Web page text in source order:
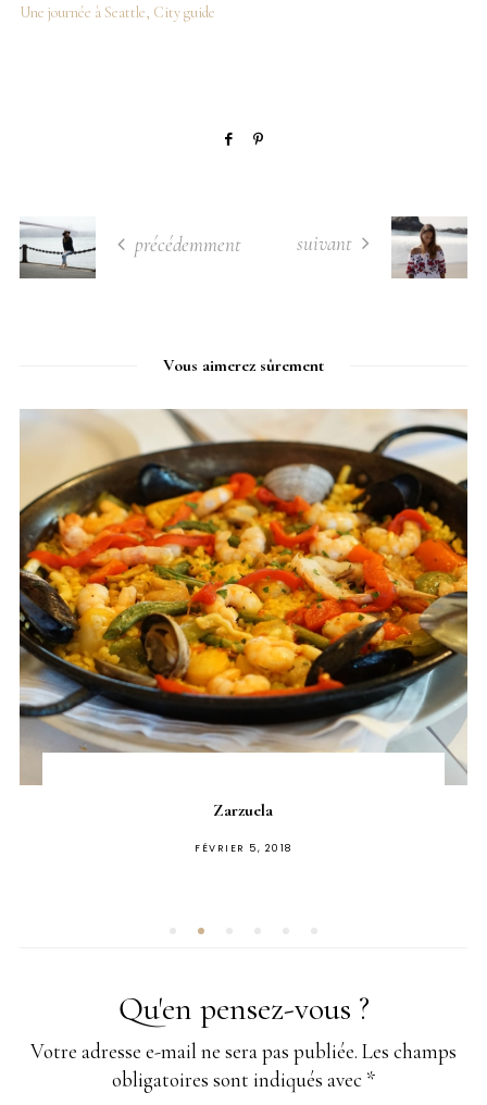
Une journée à Seattle, City guide
précédemment suivant
Vous aimerez sûrement
Zarzuela
PUBLIÉ
FÉVRIER 5, 2018
Qu'en pensez-vous ?
Votre adresse e-mail ne sera pas publiée. Les champs
obligatoires sont indiqués avec *